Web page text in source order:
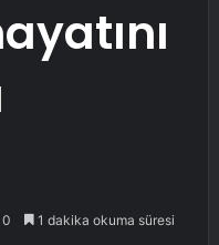
0 1 dakika okuma süresi